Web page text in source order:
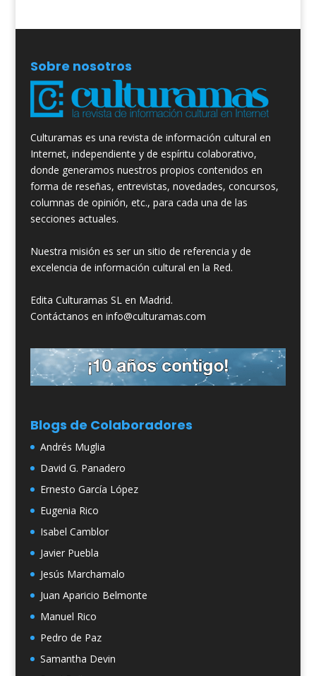
Sobre nosotros
Culturamas es una revista de información cultural en
Internet, independiente y de espíritu colaborativo,
donde generamos nuestros propios contenidos en
forma de reseñas, entrevistas, novedades, concursos,
columnas de opinión, etc., para cada una de las
secciones actuales.
Nuestra misión es ser un sitio de referencia y de
excelencia de información cultural en la Red.
Edita Culturamas SL en Madrid.
Contáctanos en info@culturamas.com
Blogs de Colaboradores
Andrés Muglia
David G. Panadero
Ernesto García López
Eugenia Rico
Isabel Camblor
Javier Puebla
Jesús Marchamalo
Juan Aparicio Belmonte
Manuel Rico
Pedro de Paz
Samantha Devin